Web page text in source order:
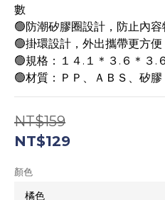
數
🟢防潮矽膠圈設計，防止內
🟢掛環設計，外出攜帶更方便
🟢規格：１４.１＊３.６＊３.
🟢材質：ＰＰ、ＡＢＳ、矽膠
NT$159
NT$129
顏色